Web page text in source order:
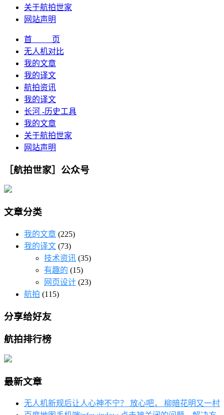
关于航拍世家
网站声明
首 页
无人机对比
我的文章
我的译文
航拍资讯
我的译文
长河 -历史工具
我的文章
关于航拍世家
网站声明
［航拍世家］公众号
文章分类
我的文章 (225)
我的译文 (73)
技术资讯 (35)
有趣的 (15)
网页设计 (23)
航拍 (115)
分享给好友
航拍排行榜
最新文章
无人机新规后让人心神不宁？ 放心吧， 柳暗花明又一村